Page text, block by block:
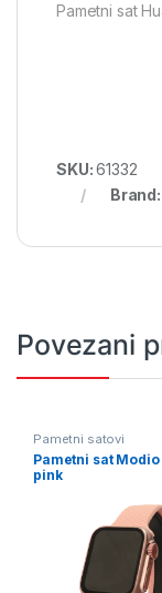
Pametni sat
SKU:61332
Brand:
Povezani
Pametni satovi
Pametni sat Modio
pink